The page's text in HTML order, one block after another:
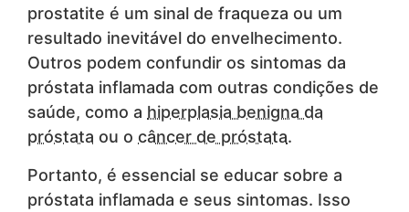
prostatite é um sinal de fraqueza ou um
resultado inevitável do envelhecimento.
Outros podem confundir os sintomas da
próstata inflamada com outras condições de
saúde, como a hiperplasia benigna da
próstata ou o câncer de próstata.
Portanto, é essencial se educar sobre a
próstata inflamada e seus sintomas. Isso